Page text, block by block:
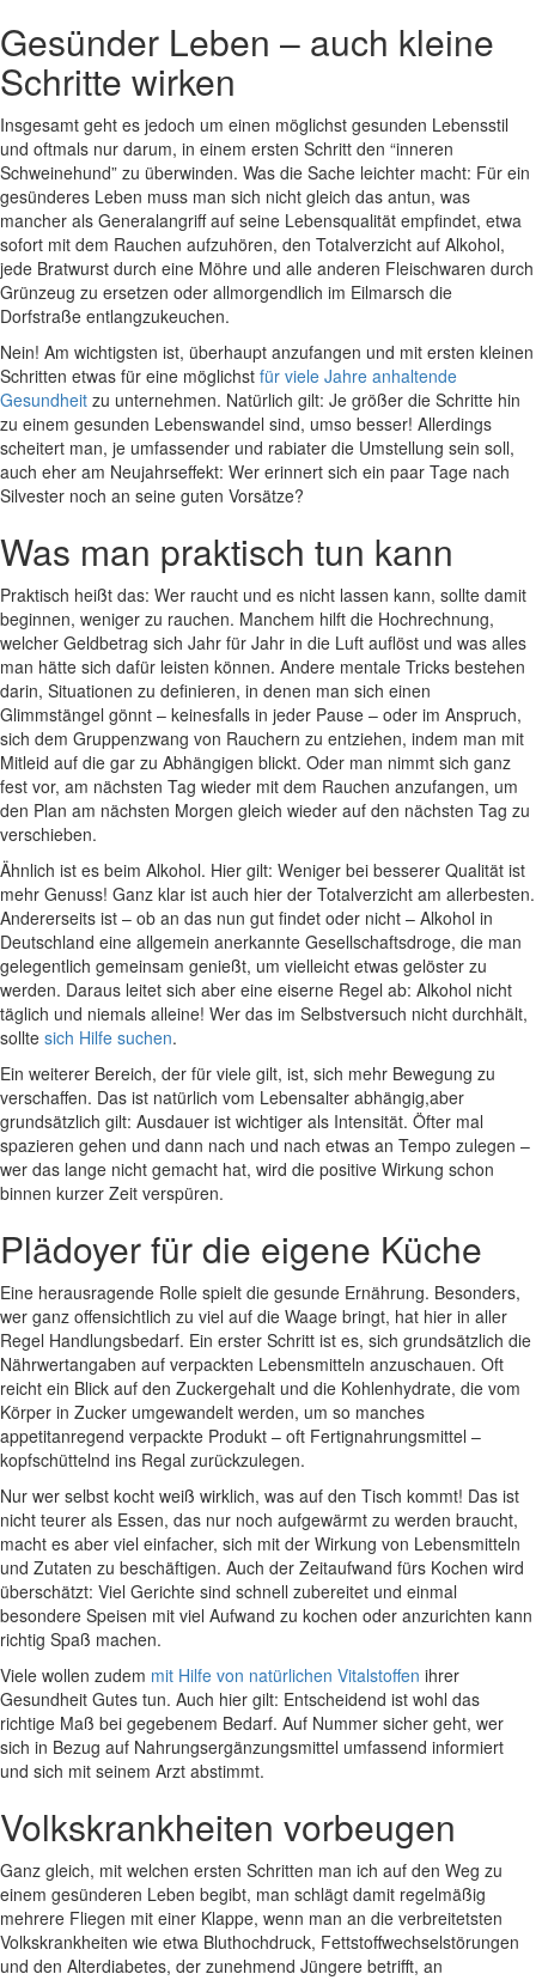
Gesünder Leben – auch kleine
Schritte wirken
Insgesamt geht es jedoch um einen möglichst gesunden Lebensstil
und oftmals nur darum, in einem ersten Schritt den “inneren
Schweinehund” zu überwinden. Was die Sache leichter macht: Für ein
gesünderes Leben muss man sich nicht gleich das antun, was
mancher als Generalangriff auf seine Lebensqualität empfindet, etwa
sofort mit dem Rauchen aufzuhören, den Totalverzicht auf Alkohol,
jede Bratwurst durch eine Möhre und alle anderen Fleischwaren durch
Grünzeug zu ersetzen oder allmorgendlich im Eilmarsch die
Dorfstraße entlangzukeuchen.
Nein! Am wichtigsten ist, überhaupt anzufangen und mit ersten kleinen
Schritten etwas für eine möglichst für viele Jahre anhaltende
Gesundheit zu unternehmen. Natürlich gilt: Je größer die Schritte hin
zu einem gesunden Lebenswandel sind, umso besser! Allerdings
scheitert man, je umfassender und rabiater die Umstellung sein soll,
auch eher am Neujahrseffekt: Wer erinnert sich ein paar Tage nach
Silvester noch an seine guten Vorsätze?
Was man praktisch tun kann
Praktisch heißt das: Wer raucht und es nicht lassen kann, sollte damit
beginnen, weniger zu rauchen. Manchem hilft die Hochrechnung,
welcher Geldbetrag sich Jahr für Jahr in die Luft auflöst und was alles
man hätte sich dafür leisten können. Andere mentale Tricks bestehen
darin, Situationen zu definieren, in denen man sich einen
Glimmstängel gönnt – keinesfalls in jeder Pause – oder im Anspruch,
sich dem Gruppenzwang von Rauchern zu entziehen, indem man mit
Mitleid auf die gar zu Abhängigen blickt. Oder man nimmt sich ganz
fest vor, am nächsten Tag wieder mit dem Rauchen anzufangen, um
den Plan am nächsten Morgen gleich wieder auf den nächsten Tag zu
verschieben.
Ähnlich ist es beim Alkohol. Hier gilt: Weniger bei besserer Qualität ist
mehr Genuss! Ganz klar ist auch hier der Totalverzicht am allerbesten.
Andererseits ist – ob an das nun gut findet oder nicht – Alkohol in
Deutschland eine allgemein anerkannte Gesellschaftsdroge, die man
gelegentlich gemeinsam genießt, um vielleicht etwas gelöster zu
werden. Daraus leitet sich aber eine eiserne Regel ab: Alkohol nicht
täglich und niemals alleine! Wer das im Selbstversuch nicht durchhält,
sollte sich Hilfe suchen.
Ein weiterer Bereich, der für viele gilt, ist, sich mehr Bewegung zu
verschaffen. Das ist natürlich vom Lebensalter abhängig,aber
grundsätzlich gilt: Ausdauer ist wichtiger als Intensität. Öfter mal
spazieren gehen und dann nach und nach etwas an Tempo zulegen –
wer das lange nicht gemacht hat, wird die positive Wirkung schon
binnen kurzer Zeit verspüren.
Plädoyer für die eigene Küche
Eine herausragende Rolle spielt die gesunde Ernährung. Besonders,
wer ganz offensichtlich zu viel auf die Waage bringt, hat hier in aller
Regel Handlungsbedarf. Ein erster Schritt ist es, sich grundsätzlich die
Nährwertangaben auf verpackten Lebensmitteln anzuschauen. Oft
reicht ein Blick auf den Zuckergehalt und die Kohlenhydrate, die vom
Körper in Zucker umgewandelt werden, um so manches
appetitanregend verpackte Produkt – oft Fertignahrungsmittel –
kopfschüttelnd ins Regal zurückzulegen.
Nur wer selbst kocht weiß wirklich, was auf den Tisch kommt! Das ist
nicht teurer als Essen, das nur noch aufgewärmt zu werden braucht,
macht es aber viel einfacher, sich mit der Wirkung von Lebensmitteln
und Zutaten zu beschäftigen. Auch der Zeitaufwand fürs Kochen wird
überschätzt: Viel Gerichte sind schnell zubereitet und einmal
besondere Speisen mit viel Aufwand zu kochen oder anzurichten kann
richtig Spaß machen.
Viele wollen zudem mit Hilfe von natürlichen Vitalstoffen ihrer
Gesundheit Gutes tun. Auch hier gilt: Entscheidend ist wohl das
richtige Maß bei gegebenem Bedarf. Auf Nummer sicher geht, wer
sich in Bezug auf Nahrungsergänzungsmittel umfassend informiert
und sich mit seinem Arzt abstimmt.
Volkskrankheiten vorbeugen
Ganz gleich, mit welchen ersten Schritten man ich auf den Weg zu
einem gesünderen Leben begibt, man schlägt damit regelmäßig
mehrere Fliegen mit einer Klappe, wenn man an die verbreitetsten
Volkskrankheiten wie etwa Bluthochdruck, Fettstoffwechselstörungen
und den Alterdiabetes, der zunehmend Jüngere betrifft, an